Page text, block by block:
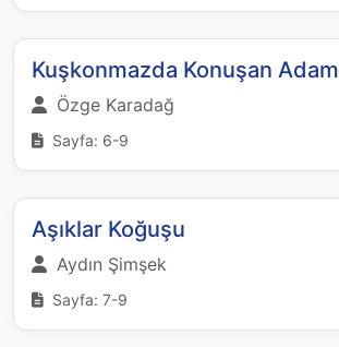
Kuşkonmazda Konuşan Adam
Özge Karadağ
Sayfa: 6-9
Aşıklar Koğuşu
Aydın Şimşek
Sayfa: 7-9